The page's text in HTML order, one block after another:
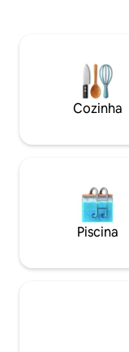
pé da vida noturna
restaurantes,
tranquila da cidade
Cozinha
Piscina